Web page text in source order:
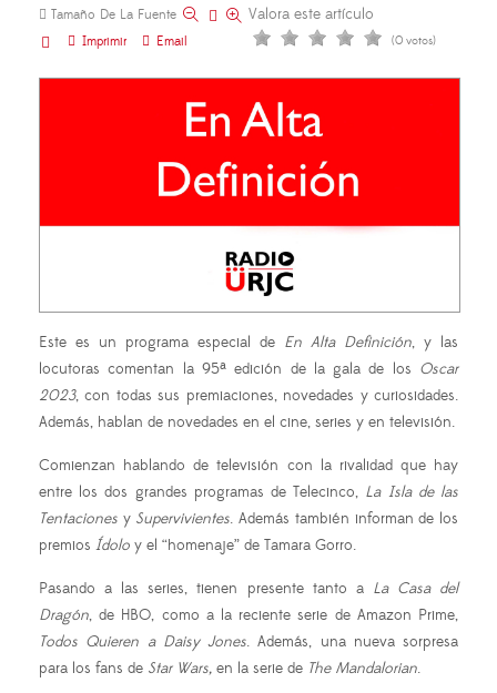
Tamaño De La Fuente
Imprimir
Email
Valora este artículo
(0 votos)
Este es un programa especial de En Alta Definición, y las
locutoras comentan la 95ª edición de la gala de los Oscar
2023, con todas sus premiaciones, novedades y curiosidades.
Además, hablan de novedades en el cine, series y en televisión.
Comienzan hablando de televisión con la rivalidad que hay
entre los dos grandes programas de Telecinco, La Isla de las
Tentaciones y Supervivientes. Además también informan de los
premios Ídolo y el “homenaje” de Tamara Gorro.
Pasando a las series, tienen presente tanto a La Casa del
Dragón, de HBO, como a la reciente serie de Amazon Prime,
Todos Quieren a Daisy Jones. Además, una nueva sorpresa
para los fans de Star Wars, en la serie de The Mandalorian.